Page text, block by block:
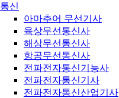
통신
아마추어 무선기사
육상무선통신사
해상무선통신사
항공무선통신사
전파전자통신기능사
전파전자통신기사
전파전자통신산업기사